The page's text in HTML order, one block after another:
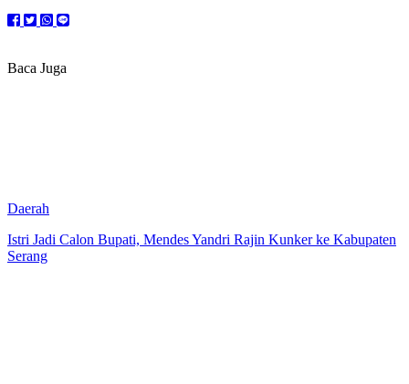
Baca Juga
Daerah
Istri Jadi Calon Bupati, Mendes Yandri Rajin Kunker ke Kabupaten
Serang